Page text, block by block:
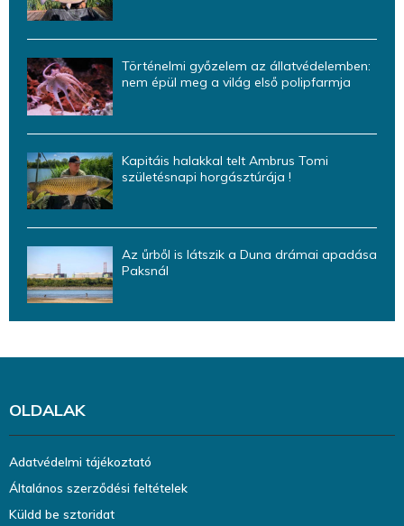
Történelmi győzelem az állatvédelemben:
nem épül meg a világ első polipfarmja
Kapitáis halakkal telt Ambrus Tomi
születésnapi horgásztúrája !
Az űrből is látszik a Duna drámai apadása
Paksnál
OLDALAK
Adatvédelmi tájékoztató
Általános szerződési feltételek
Küldd be sztoridat